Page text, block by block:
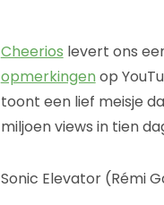
Cheerios levert ons
opmerkingen op
toont een lief meisje
miljoen views in tien
Sonic Elevator (Rémi